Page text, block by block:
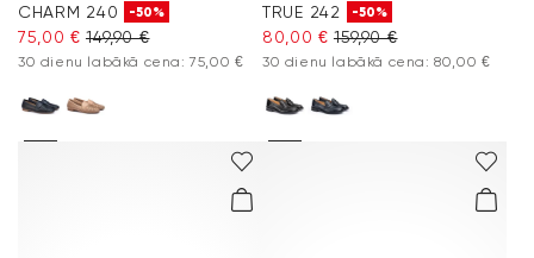
CHARM 240 -50%
75,00 € 149,90 €
30 dienu labākā cena: 75,00 €
TRUE 242 -50%
80,00 € 159,90 €
30 dienu labākā cena: 80,00 €